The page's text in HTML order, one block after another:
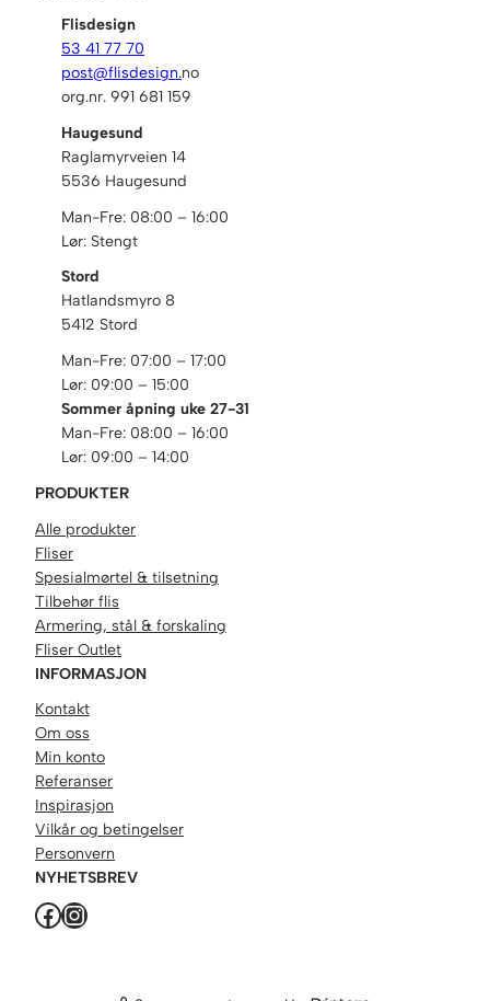
Flisdesign
53 41 77 70
post@flisdesign.no
org.nr. 991 681 159
Haugesund
Raglamyrveien 14
5536 Haugesund
Man-Fre: 08:00 – 16:00
Lør: Stengt
Stord
Hatlandsmyro 8
5412 Stord
Man-Fre: 07:00 – 17:00
Lør: 09:00 – 15:00
Sommer åpning uke 27-31
Man-Fre: 08:00 – 16:00
Lør: 09:00 – 14:00
PRODUKTER
Alle produkter
Fliser
Spesialmørtel & tilsetning
Tilbehør flis
Armering, stål & forskaling
Fliser Outlet
INFORMASJON
Kontakt
Om oss
Min konto
Referanser
Inspirasjon
Vilkår og betingelser
Personvern
NYHETSBREV
Facebook Instagram